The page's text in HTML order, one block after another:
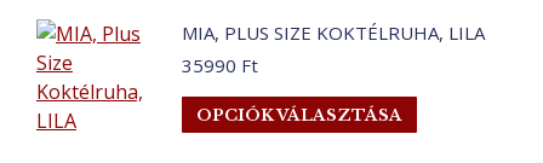
választhatók
több
van.
A
MIA, PLUS SIZE KOKTÉLRUHA, LILA
35990 Ft
OPCIÓK VÁLASZTÁSA
a